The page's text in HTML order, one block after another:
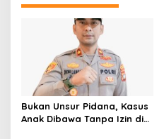
Bukan Unsur Pidana, Kasus
Anak Dibawa Tanpa Izin di